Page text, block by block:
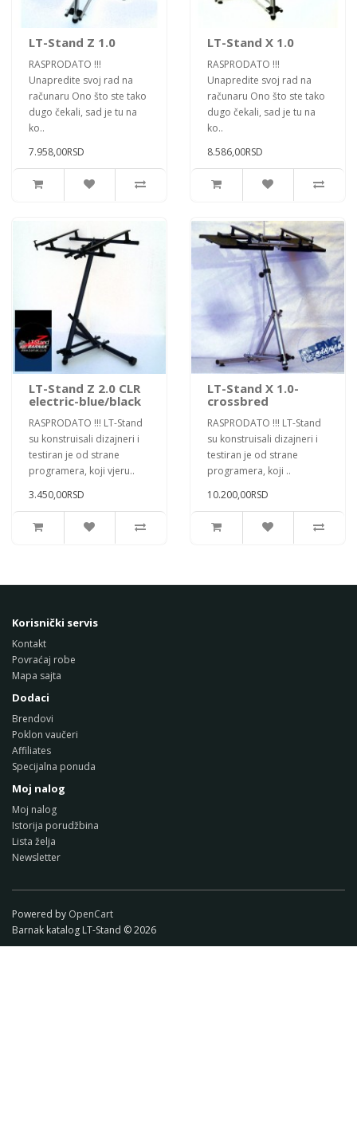
LT-Stand Z 1.0
RASPRODATO !!!
Unapredite svoj rad na
računaru Ono što ste tako
dugo čekali, sad je tu na
ko..
7.958,00RSD
LT-Stand X 1.0
RASPRODATO !!!
Unapredite svoj rad na
računaru Ono što ste tako
dugo čekali, sad je tu na
ko..
8.586,00RSD
LT-Stand Z 2.0 CLR
electric-blue/black
RASPRODATO !!! LT-Stand
su konstruisali dizajneri i
testiran je od strane
programera, koji vjeru..
3.450,00RSD
LT-Stand X 1.0-
crossbred
RASPRODATO !!! LT-Stand
su konstruisali dizajneri i
testiran je od strane
programera, koji ..
10.200,00RSD
Korisnički servis
Kontakt
Povraćaj robe
Mapa sajta
Dodaci
Brendovi
Poklon vaučeri
Affiliates
Specijalna ponuda
Moj nalog
Moj nalog
Istorija porudžbina
Lista želja
Newsletter
Powered by OpenCart
Barnak katalog LT-Stand © 2026